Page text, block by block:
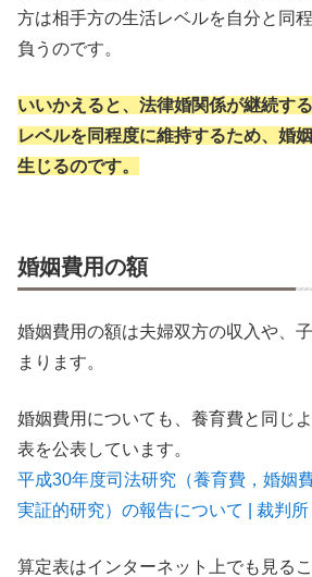
方は相手方の生活レベルを自分と同
負うのです。
いいかえると、法律婚関係が継続す
レベルを同程度に維持するため、婚
生じるのです。
婚姻費用の額
婚姻費用の額は夫婦双方の収入や、
まります。
婚姻費用についても、養育費と同じ
表を公表しています。
平成30年度司法研究（養育費，婚姻
実証的研究）の報告について | 裁判所
算定表はインターネット上でも見る